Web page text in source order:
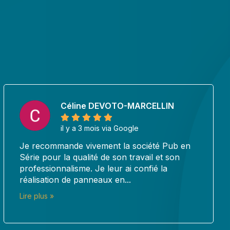
Laurence ARNAUD
il y a 3 mois via Google
J’ai fait appel à Pub en Seri à plusieurs
reprises pour des missions différentes (cartes
de visite, marquage voiture, …) et le résultat
est toujours...